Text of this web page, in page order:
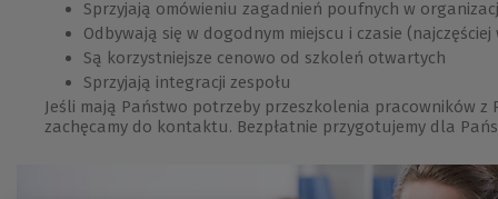
Sprzyjają omówieniu zagadnień poufnych w
Odbywają się w dogodnym miejscu i czasie
Są korzystniejsze cenowo od szkoleń otwartych
Sprzyjają integracji zespołu
Jeśli mają Państwo potrzeby przeszkolenia pracowników z
zachęcamy do kontaktu. Bezpłatnie przygotujemy dla